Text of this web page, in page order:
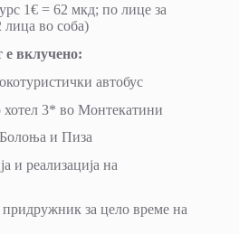
1€ = 62 мкд; по лице за
лица во соба)
вклучено:
автобус
хотел 3* во Монтекатини
и Пиза
и реализација на
за цело време на